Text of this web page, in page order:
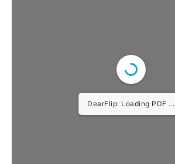
DearFlip: Loading PDF 10%
...